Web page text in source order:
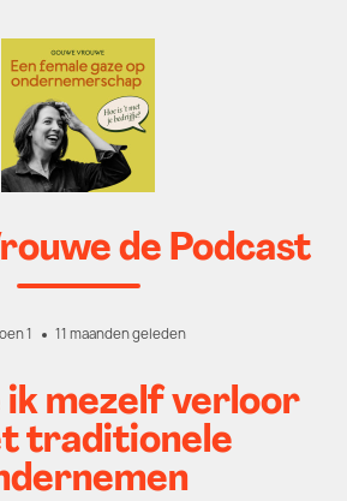
de Podcast
1 11 maanden geleden
ik mezelf verloor
traditionele